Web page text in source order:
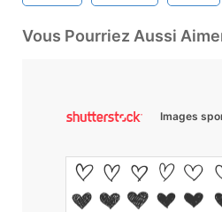
Vous Pourriez Aussi
Images